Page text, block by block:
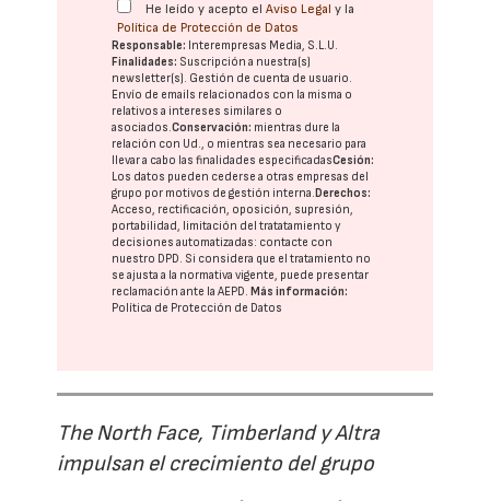
He leído y acepto elAviso Legal y la
Política de Protección de Datos
Responsable: Interempresas Media, S.L.U.
Finalidades: Suscripción a nuestra(s)
newsletter(s). Gestión de cuenta de usuario.
Envío de emails relacionados con la misma o
relativos a intereses similares o
asociados.Conservación: mientras dure la
relación con Ud., o mientras sea necesario para
llevar a cabo las finalidades especificadasCesión:
Los datos pueden cederse a otras empresas del
grupo por motivos de gestión interna. Derechos:
Acceso, rectificación, oposición, supresión,
portabilidad, limitación del tratatamiento y
decisiones automatizadas: contacte con
nuestro DPD. Si considera que el tratamiento no
se ajusta a la normativa vigente, puede presentar
reclamación ante laAEPD. Más información:
Política de Protección de Datos
The North Face, Timberland y Altra
impulsan el crecimiento del grupo